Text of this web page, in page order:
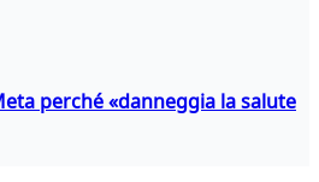
perché «danneggia la salute